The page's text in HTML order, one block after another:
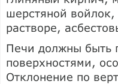
шерстяной
растворе,
Печи должны быть
поверхностями,
Отклонение по